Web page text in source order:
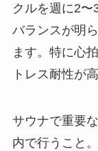
クルを週に2
バランスが明
ます。特に心
トレス耐性が
サウナで重要
内で行うこと